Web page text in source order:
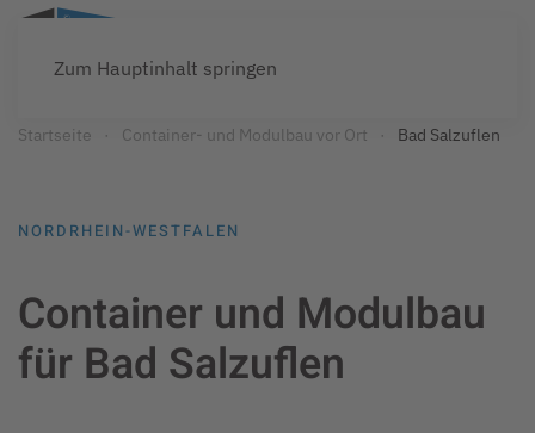
Zum Hauptinhalt springen
Startseite Container- und Modulbau vor Ort Bad Salzuflen
NORDRHEIN-WESTFALEN
Container und Modulbau
für Bad Salzuflen